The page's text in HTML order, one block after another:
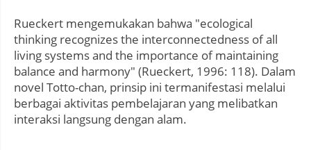
Rueckert mengemukakan bahwa "ecological
thinking recognizes the interconnectedness of all
living systems and the importance of maintaining
balance and harmony" (Rueckert, 1996: 118). Dalam
novel Totto-chan, prinsip ini termanifestasi melalui
berbagai aktivitas pembelajaran yang melibatkan
interaksi langsung dengan alam.